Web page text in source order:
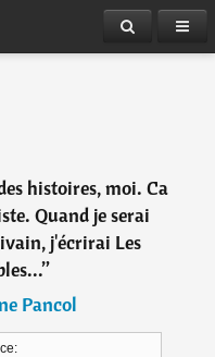
histoires, moi. Ca
Quand je serai
j'écrirai Les
”
Pancol